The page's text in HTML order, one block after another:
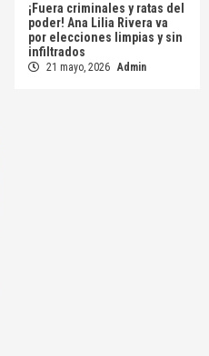
¡Fuera criminales y ratas del
poder! Ana Lilia Rivera va
por elecciones limpias y sin
infiltrados
21 mayo, 2026 Admin